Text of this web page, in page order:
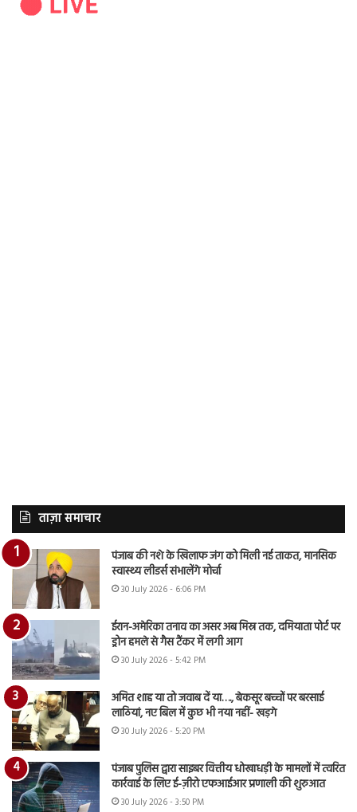
ताज़ा समाचार
पंजाब की नशे के खिलाफ जंग को मिली नई ताकत, मानसिक
स्वास्थ्य लीडर्स संभालेंगे मोर्चा
30 July 2026 - 6:06 PM
ईरान-अमेरिका तनाव का असर अब मिस्र तक, दमियाता पोर्ट पर
ड्रोन हमले से गैस टैंकर में लगी आग
30 July 2026 - 5:42 PM
अमित शाह या तो जवाब दें या…., बेकसूर बच्चों पर बरसाई
लाठियां, नए बिल में कुछ भी नया नहीं- खड़गे
30 July 2026 - 5:20 PM
पंजाब पुलिस द्वारा साइबर वित्तीय धोखाधड़ी के मामलों में त्वरित
कार्रवाई के लिए ई-ज़ीरो एफआईआर प्रणाली की शुरुआत
30 July 2026 - 3:50 PM